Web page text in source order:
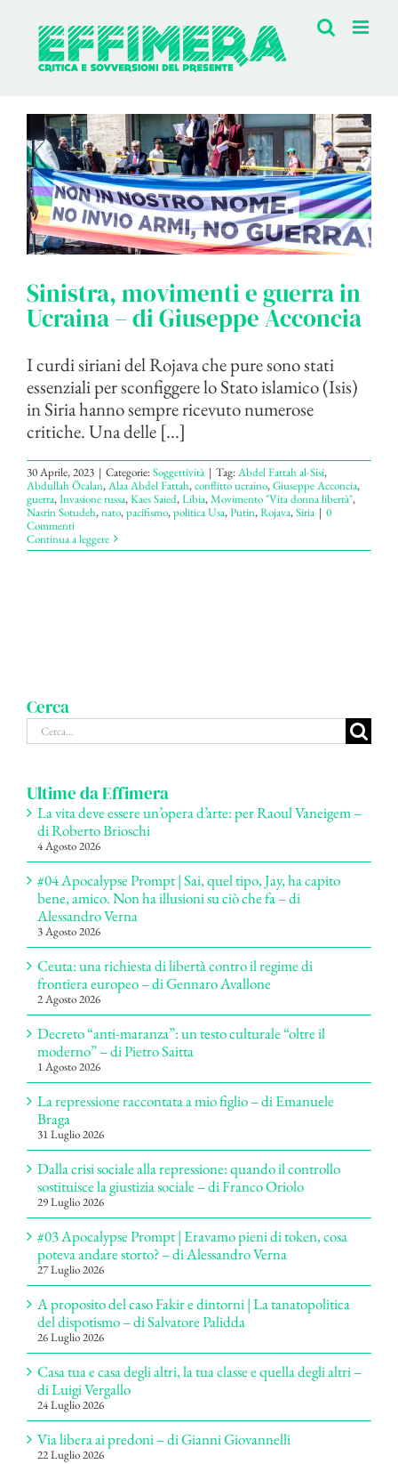
contenuto
Sinistra, movimenti e guerra in
Ucraina – di Giuseppe Acconcia
I curdi siriani del Rojava che pure sono stati
essenziali per sconfiggere lo Stato islamico (Isis)
in Siria hanno sempre ricevuto numerose
critiche. Una delle [...]
30 Aprile, 2023 | Categorie:Soggettività | Tag:Abdel Fattah al-Sisi,
Abdullah Ӧcalan,Alaa Abdel Fattah,conflitto ucraino,Giuseppe Acconcia,
guerra,Invasione russa,Kaes Saied,Libia,Movimento "Vita donna libertà",
Nasrin Sotudeh,nato,pacifismo,politica Usa,Putin,Rojava,Siria | 0
Commenti
Continua a leggere
Cerca
Cerca
per:
Ultime da Effimera
La vita deve essere un’opera d’arte: per Raoul Vaneigem –
di Roberto Brioschi
4 Agosto 2026
#04 Apocalypse Prompt | Sai, quel tipo, Jay, ha capito
bene, amico. Non ha illusioni su ciò che fa – di
Alessandro Verna
3 Agosto 2026
Ceuta: una richiesta di libertà contro il regime di
frontiera europeo – di Gennaro Avallone
2 Agosto 2026
Decreto “anti-maranza”: un testo culturale “oltre il
moderno” – di Pietro Saitta
1 Agosto 2026
La repressione raccontata a mio figlio – di Emanuele
Braga
31 Luglio 2026
Dalla crisi sociale alla repressione: quando il controllo
sostituisce la giustizia sociale – di Franco Oriolo
29 Luglio 2026
#03 Apocalypse Prompt | Eravamo pieni di token, cosa
poteva andare storto? – di Alessandro Verna
27 Luglio 2026
A proposito del caso Fakir e dintorni | La tanatopolitica
del dispotismo – di Salvatore Palidda
26 Luglio 2026
Casa tua e casa degli altri, la tua classe e quella degli altri –
di Luigi Vergallo
24 Luglio 2026
Via libera ai predoni – di Gianni Giovannelli
22 Luglio 2026